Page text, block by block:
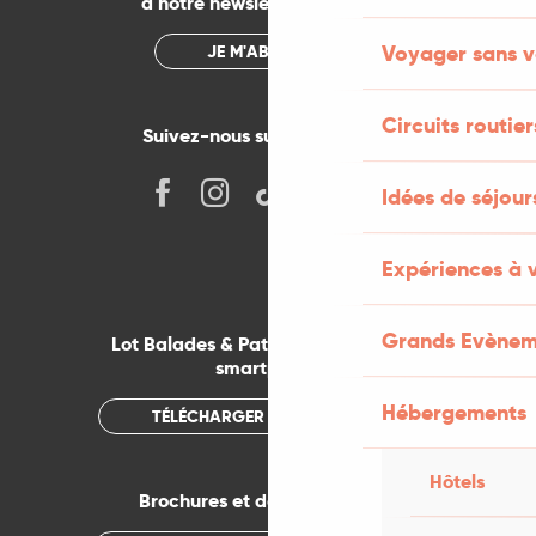
Voyager sans
Circuits
Idées de
Expériences à
Grands
Hébergements
Hôtels
JE M'ABONNE
Suivez-nous sur les réseaux !
Lot Balades & Patrimoines sur votre
smartphone
TÉLÉCHARGER L'APPLICATION
Brochures et documentations